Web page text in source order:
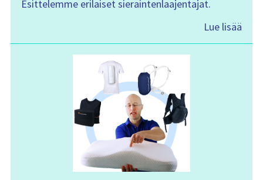
Esittelemme erilaiset sieraintenlaajentajat.
Lue lisää